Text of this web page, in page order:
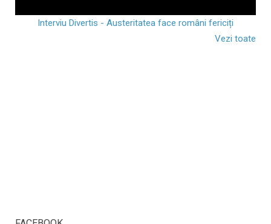
Interviu Divertis - Austeritatea face români fericiți
Vezi toate